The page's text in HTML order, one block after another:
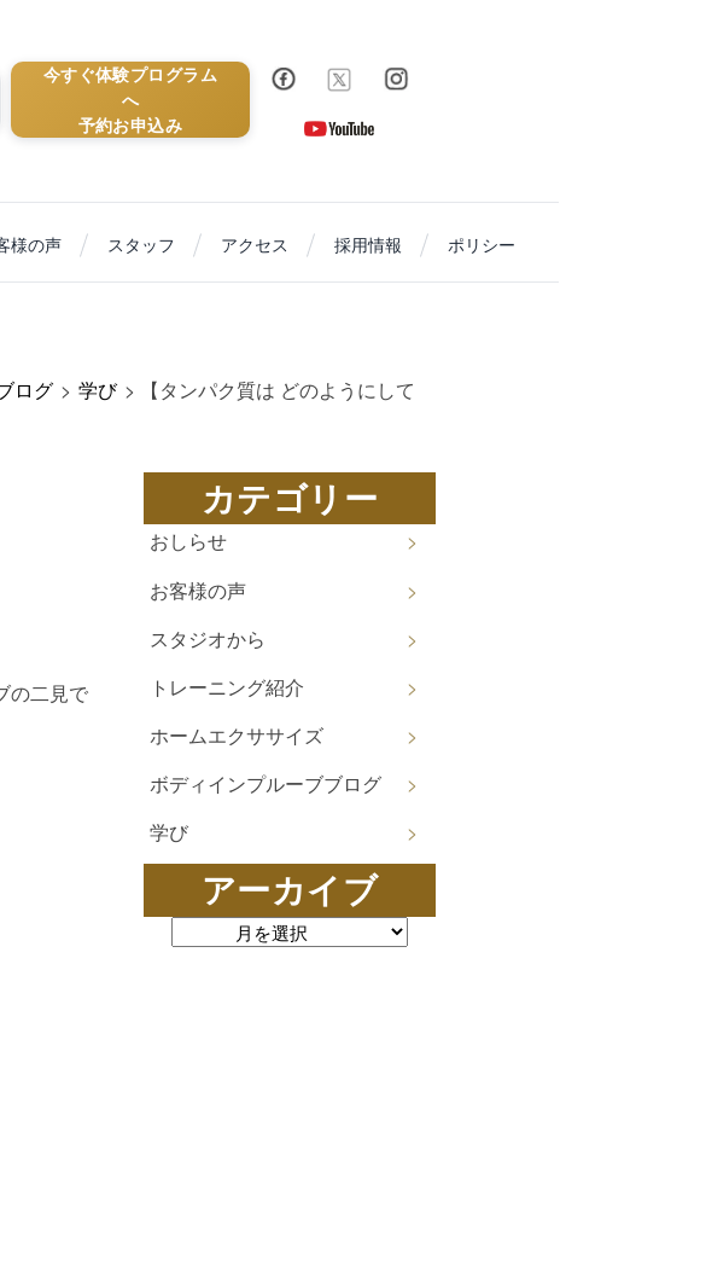
今すぐ体験プログラム
へ
予約お申込み
様の声 スタッフ アクセス 採用情報 ポリシー
ログ > 学び >
【タンパク質は どのようにして
の二見で
カテゴリー
おしらせ
お客様の声
スタジオから
トレーニング紹介
ホームエクササイズ
ボディインプルーブブログ
学び
アーカイブ
アーカイブ